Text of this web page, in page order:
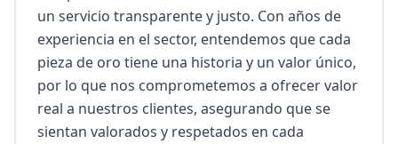
un servicio transparente y justo. Con años de
experiencia en el sector, entendemos que cada
pieza de oro tiene una historia y un valor único,
por lo que nos comprometemos a ofrecer valor
real a nuestros clientes, asegurando que se
sientan valorados y respetados en cada